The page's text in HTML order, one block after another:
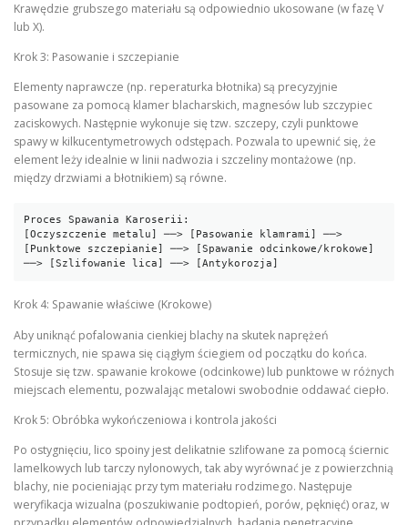
Krawędzie grubszego materiału są odpowiednio ukosowane (w fazę V
lub X).
Krok 3: Pasowanie i szczepianie
Elementy naprawcze (np. reperaturka błotnika) są precyzyjnie
pasowane za pomocą klamer blacharskich, magnesów lub szczypiec
zaciskowych. Następnie wykonuje się tzw. szczepy, czyli punktowe
spawy w kilkucentymetrowych odstępach. Pozwala to upewnić się, że
element leży idealnie w linii nadwozia i szczeliny montażowe (np.
między drzwiami a błotnikiem) są równe.
Proces Spawania Karoserii:
[Oczyszczenie metalu] ──> [Pasowanie klamrami] ──>
[Punktowe szczepianie] ──> [Spawanie odcinkowe/krokowe]
Krok 4: Spawanie właściwe (Krokowe)
Aby uniknąć pofalowania cienkiej blachy na skutek naprężeń
termicznych, nie spawa się ciągłym ściegiem od początku do końca.
Stosuje się tzw. spawanie krokowe (odcinkowe) lub punktowe w różnych
miejscach elementu, pozwalając metalowi swobodnie oddawać ciepło.
Krok 5: Obróbka wykończeniowa i kontrola jakości
Po ostygnięciu, lico spoiny jest delikatnie szlifowane za pomocą ściernic
lamelkowych lub tarczy nylonowych, tak aby wyrównać je z powierzchnią
blachy, nie pocieniając przy tym materiału rodzimego. Następuje
weryfikacja wizualna (poszukiwanie podtopień, porów, pęknięć) oraz, w